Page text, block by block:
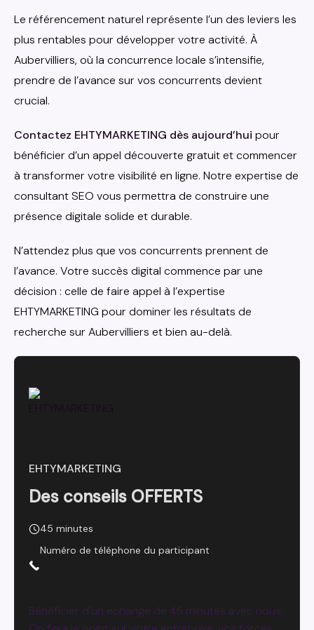
Le référencement naturel représente l’un des leviers les
plus rentables pour développer votre activité. À
Aubervilliers, où la concurrence locale s’intensifie,
prendre de l’avance sur vos concurrents devient
crucial.
Contactez EHTYMARKETING dès aujourd’hui pour
bénéficier d’un appel découverte gratuit et commencer
à transformer votre visibilité en ligne. Notre expertise de
consultant SEO vous permettra de construire une
présence digitale solide et durable.
N’attendez plus que vos concurrents prennent de
l’avance. Votre succès digital commence par une
décision : celle de faire appel à l’expertise
EHTYMARKETING pour dominer les résultats de
recherche sur Aubervilliers et bien au-delà.
EHTYMARKETING
Des conseils OFFERTS
45 minutes
Numéro de téléphone du participant
Bénéficier d'un échange de 45 minutes avec nous.